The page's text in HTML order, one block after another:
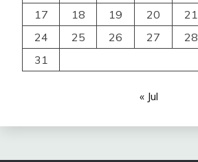
17
18 19 20 21
24
25 26 27 28
31
« Jul